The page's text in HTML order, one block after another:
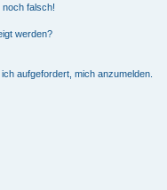
noch falsch!
werden?
aufgefordert, mich anzumelden.